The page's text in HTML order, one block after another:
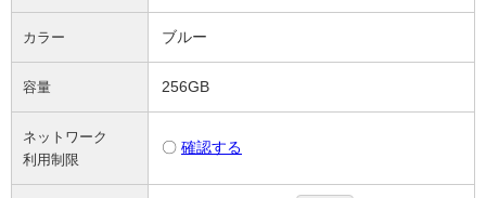
カラー ブルー
容量 256GB
ネットワーク
利用制限
〇 確認する